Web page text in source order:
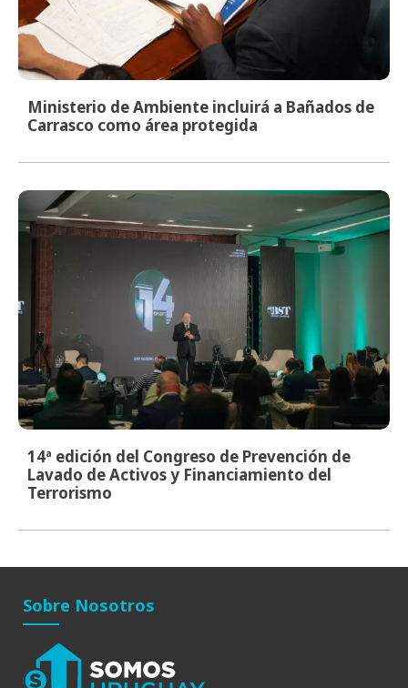
Ministerio de Ambiente incluirá a Bañados de
Carrasco como área protegida
14ª edición del Congreso de Prevención de
Lavado de Activos y Financiamiento del
Terrorismo
Sobre Nosotros